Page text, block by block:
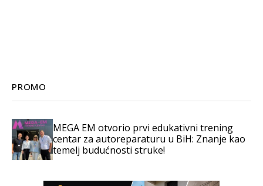
PROMO
MEGA EM otvorio prvi edukativni trening
centar za autoreparaturu u BiH: Znanje kao
temelj budućnosti struke!